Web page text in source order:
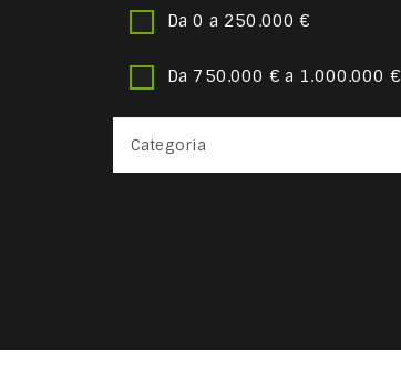
Da 0 a 250.000 €
Da 750.000 € a 1.000.000 €